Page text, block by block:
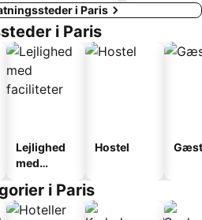
i Paris
i Paris
Lejlighed
med
Hostel
i Paris